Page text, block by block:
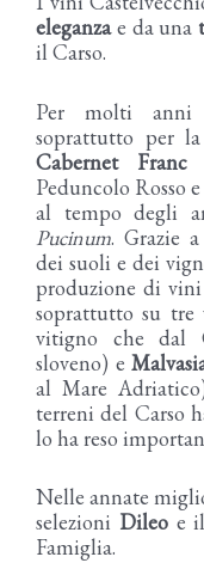
eleganzae da una
il Carso.
Per molti anni
soprattutto per
Cabernet Franc
Peduncolo Rosso
al tempo degli
Pucinum. Grazie
dei suoli e dei
produzione di
soprattutto su
vitigno che dal
sloveno) e
al Mare
terreni del Carso
lo ha reso
Nelle annate
selezioni Dileoe il
Famiglia.